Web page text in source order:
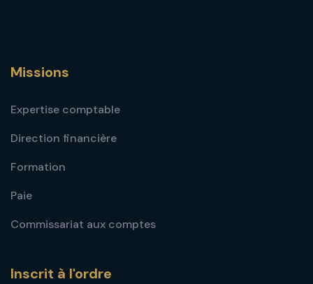
Missions
Expertise comptable
Direction financière
Formation
Paie
Commissariat aux comptes
Inscrit à l'ordre